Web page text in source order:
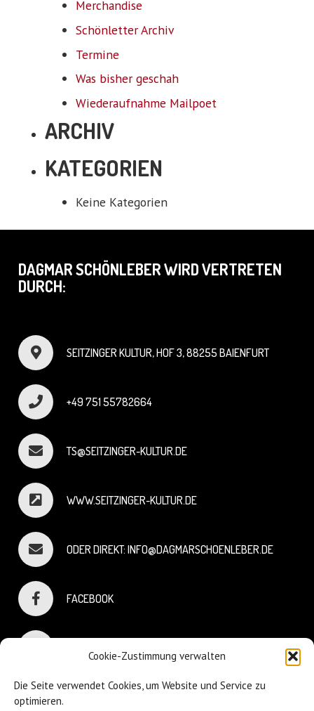
Cookie-Zustimmung verwalten
Die Seite verwendet Cookies, um Website und Service zu
optimieren.
Merchandise
Schönletter Archiv
Termine
Was bisher geschah
Wiederaufnahme Mailpoet
ARCHIV
KATEGORIEN
Keine Kategorien
DAGMAR SCHÖNLEBER WIRD VERTRETEN
DURCH:
SEITZINGER KULTUR, HOF 3, 88255 BAIENFURT
+49 751 55782664
TS@SEITZINGER-KULTUR.DE
WWW.SEITZINGER-KULTUR.DE
ODER DIREKT: INFO@DAGMARSCHOENLEBER.DE
FACEBOOK